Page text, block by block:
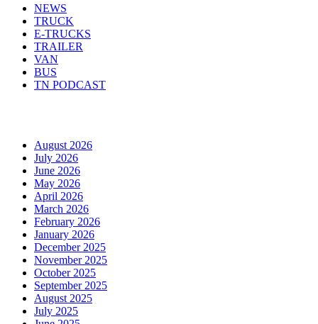
NEWS
TRUCK
E-TRUCKS
TRAILER
VAN
BUS
TN PODCAST
August 2026
July 2026
June 2026
May 2026
April 2026
March 2026
February 2026
January 2026
December 2025
November 2025
October 2025
September 2025
August 2025
July 2025